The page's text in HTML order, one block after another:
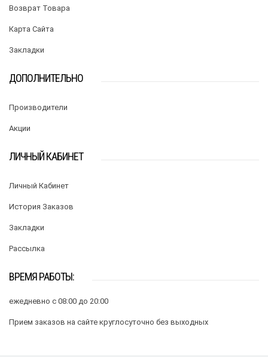
Возврат Товара
Карта Сайта
Закладки
ДОПОЛНИТЕЛЬНО
Производители
Акции
ЛИЧНЫЙ КАБИНЕТ
Личный Кабинет
История Заказов
Закладки
Рассылка
ВРЕМЯ РАБОТЫ:
ежедневно с 08:00 до 20:00
Прием заказов на сайте круглосуточно без выходных